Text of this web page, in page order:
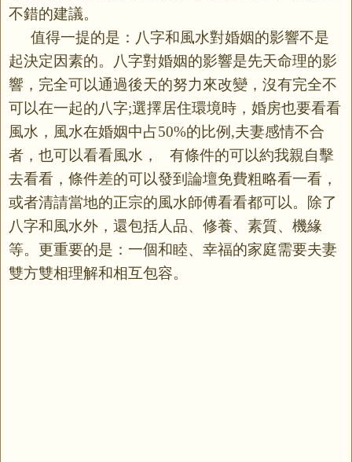
不錯的建議。
值得一提的是：八字和風水對婚姻的影響不是
起決定因素的。八字對婚姻的影響是先天命理的影
響，完全可以通過後天的努力來改變，沒有完全不
可以在一起的八字;選擇居住環境時，婚房也要看看
風水，風水在婚姻中占50%的比例,夫妻感情不合
者，也可以看看風水，
有條件的可以約我親自擊
去看看，條件差的可以發到論壇免費粗略看一看，
或者清請當地的正宗的風水師傅看看都可以。除了
八字和風水外，還包括人品、修養、素質、機緣
等。更重要的是：一個和睦、幸福的家庭需要夫妻
雙方雙相理解和相互包容。